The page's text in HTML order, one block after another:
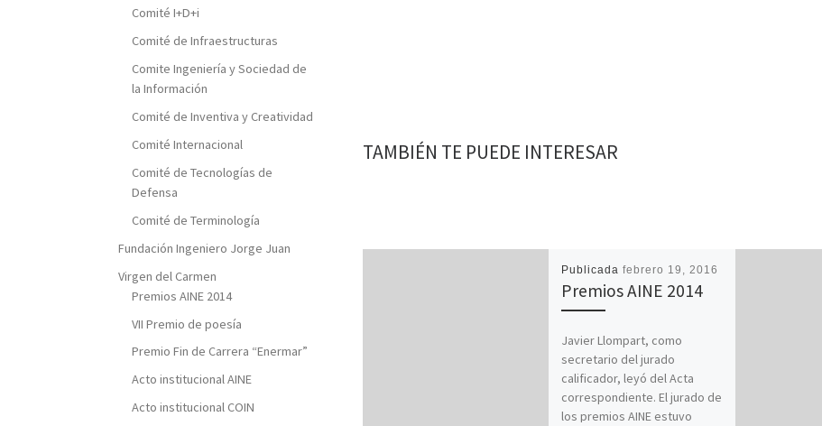
TAMBIÉN TE PUEDE INTERESAR
Publicadafebrero 19, 2016
Premios AINE 2014
Javier Llompart, como
secretario del jurado
calificador, leyó del Acta
correspondiente. El jurado de
los premios AINE estuvo
Comité I+D+i
Comité de Infraestructuras
Comite Ingeniería y Sociedad de
la Información
Comité de Inventiva y Creatividad
Comité Internacional
Comité de Tecnologías de
Defensa
Comité de Terminología
Fundación Ingeniero Jorge Juan
Virgen del Carmen
Premios AINE 2014
VII Premio de poesía
Premio Fin de Carrera “Enermar”
Acto institucional AINE
Acto institucional COIN